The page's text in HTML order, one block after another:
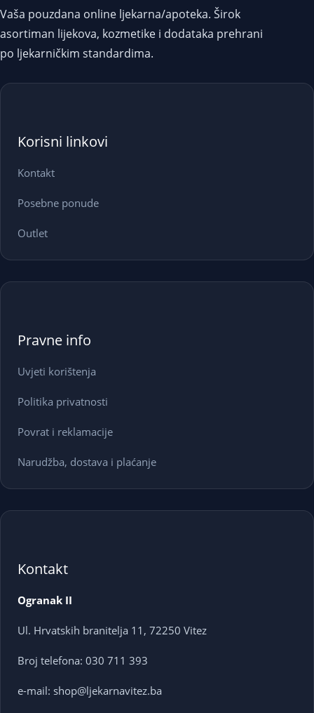
Vaša pouzdana online ljekarna/apoteka. Širok
asortiman lijekova, kozmetike i dodataka prehrani
po ljekarničkim standardima.
Korisni linkovi
Kontakt
Posebne ponude
Outlet
Pravne info
Uvjeti korištenja
Politika privatnosti
Povrat i reklamacije
Narudžba, dostava i plaćanje
Kontakt
Ogranak II
Ul. Hrvatskih branitelja 11, 72250 Vitez
Broj telefona: 030 711 393
e-mail: shop@ljekarnavitez.ba